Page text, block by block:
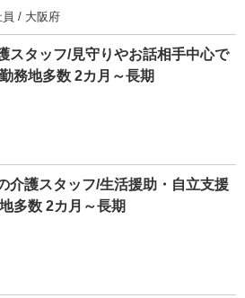
員 / 大阪府
スタッフ/見守りやお話相手中心で
務地多数 2カ月～長期
介護スタッフ/生活援助・自立支援
多数 2カ月～長期